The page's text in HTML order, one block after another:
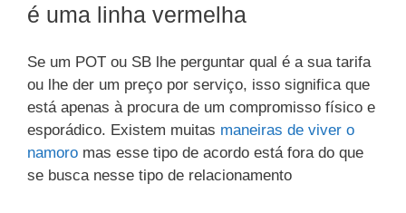
é uma linha vermelha
Se um POT ou SB lhe perguntar qual é a sua tarifa
ou lhe der um preço por serviço, isso significa que
está apenas à procura de um compromisso físico e
esporádico. Existem muitas maneiras de viver o
namoro mas esse tipo de acordo está fora do que
se busca nesse tipo de relacionamento